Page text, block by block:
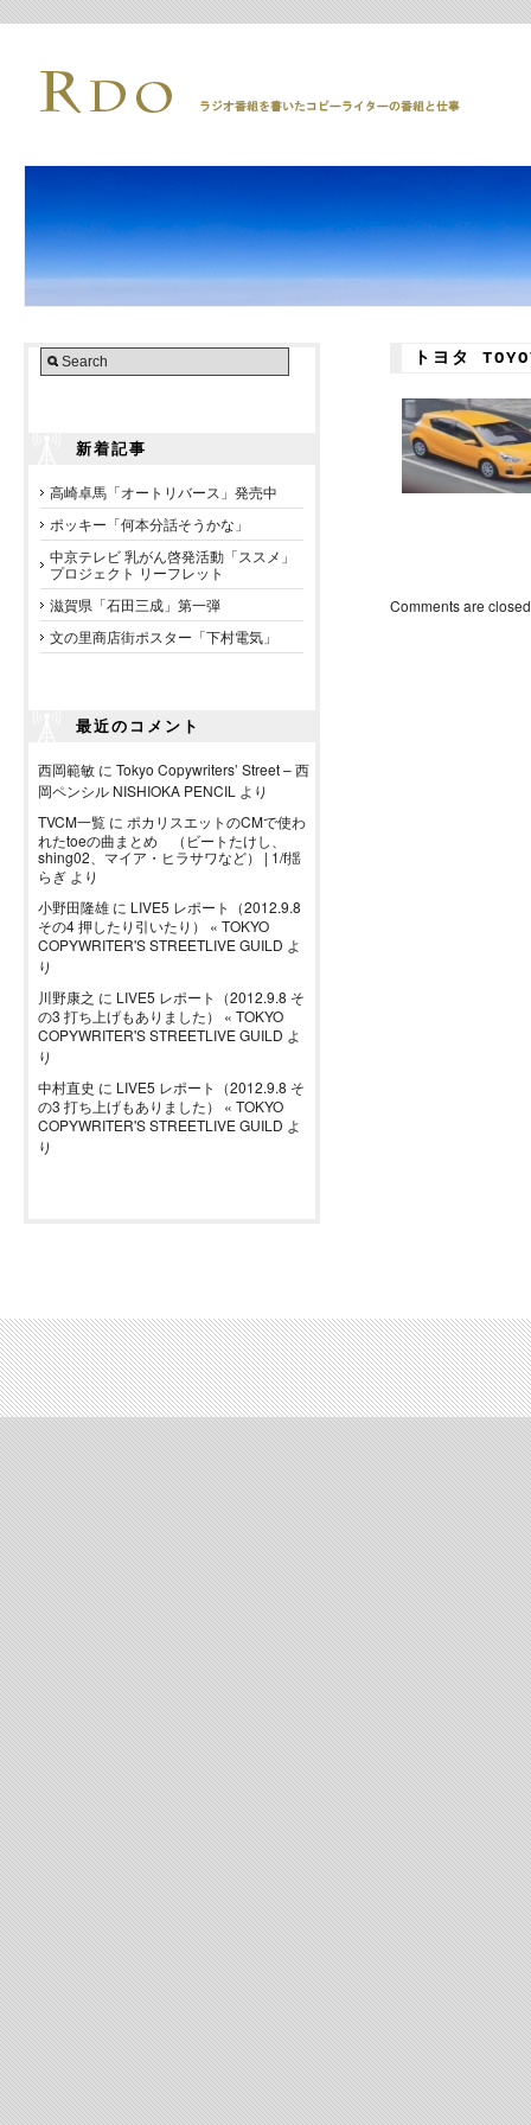
新着記事
高崎卓馬「オートリバース」発売中
ポッキー「何本分話そうかな」
中京テレビ 乳がん啓発活動「ススメ」
プロジェクト リーフレット
滋賀県「石田三成」第一弾
文の里商店街ポスター「下村電気」
最近のコメント
西岡範敏 に Tokyo Copywriters’ Street – 西
岡ペンシル NISHIOKA PENCIL より
TVCM一覧 に ポカリスエットのCMで使わ
れたtoeの曲まとめ （ビートたけし、
shing02、マイア・ヒラサワなど） | 1/f揺
らぎ より
小野田隆雄 に LIVE5 レポート（2012.9.8
その4 押したり引いたり） « TOKYO
COPYWRITER'S STREETLIVE GUILD よ
り
川野康之 に LIVE5 レポート（2012.9.8 そ
の3 打ち上げもありました） « TOKYO
COPYWRITER'S STREETLIVE GUILD よ
り
中村直史 に LIVE5 レポート（2012.9.8 そ
の3 打ち上げもありました） « TOKYO
COPYWRITER'S STREETLIVE GUILD よ
り
トヨタ
Comments are